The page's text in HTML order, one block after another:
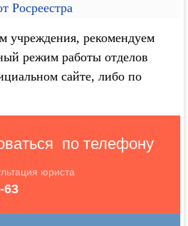
Росреестра
учреждения, рекомендуем
режим работы отделов
сайте, либо по